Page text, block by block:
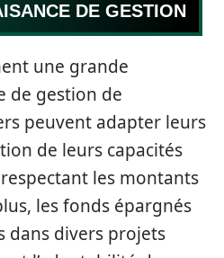
DE GESTION
une grande
de gestion de
peuvent adapter leurs
de leurs capacités
les montants
les fonds épargnés
dans divers projets